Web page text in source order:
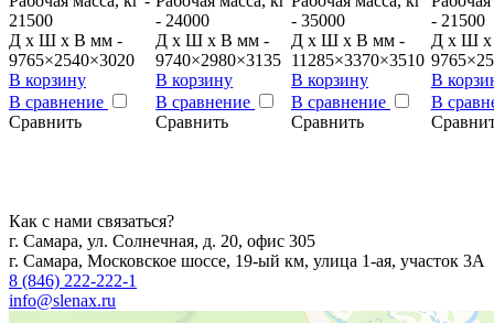
21500
Д x Ш x В мм -
9765×2540×3020
В корзину
В сравнение
Сравнить
- 24000
Д x Ш x В мм -
9740×2980×3135
В корзину
В сравнение
Сравнить
- 35000
Д x Ш x В мм -
11285×3370×3510
В корзину
В сравнение
Сравнить
- 21500
Д x Ш x
В
В
Как с нами связаться?
г. Самара, ул. Солнечная, д. 20, офис 305
г. Самара, Московское шоссе, 19-ый км, улица 1-ая, участок 3А
8 (846) 222-222-1
info@slenax.ru